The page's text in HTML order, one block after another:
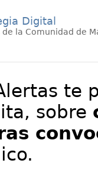
Digital
la Comunidad de
te
sobre